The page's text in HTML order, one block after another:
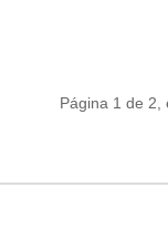
Página 1 de 2,